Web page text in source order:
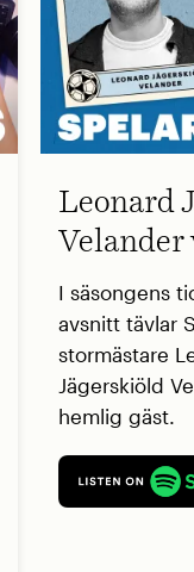
Leonard
Velander
I säsongens
avsnitt tävlar
stormästare
Jägerskiöld
hemlig gäst.